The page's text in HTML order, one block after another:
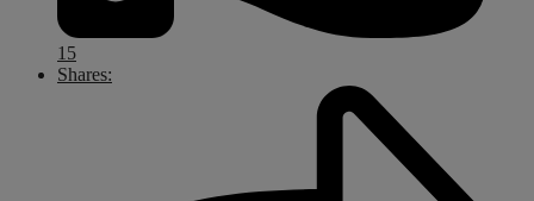
15
Shares: